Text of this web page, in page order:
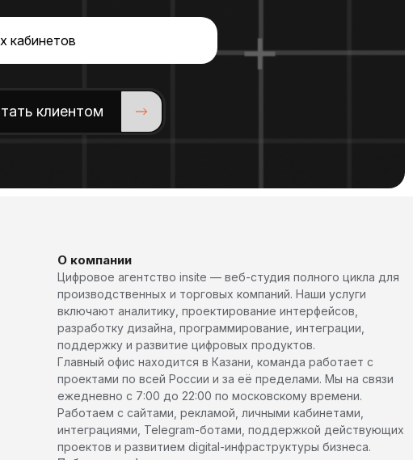
клиентом
О компании
Цифровое агентство insite — веб-студия полного цикла для
производственных и торговых компаний. Наши услуги
включают аналитику, проектирование интерфейсов,
разработку дизайна, программирование, интеграции,
поддержку и развитие цифровых продуктов.
Главный офис находится в Казани, команда работает с
проектами по всей России и за её пределами. Мы на связи
ежедневно с 7:00 до 22:00 по московскому времени.
Работаем с сайтами, рекламой, личными кабинетами,
интеграциями, Telegram-ботами, поддержкой действующих
проектов и развитием digital-инфраструктуры бизнеса.